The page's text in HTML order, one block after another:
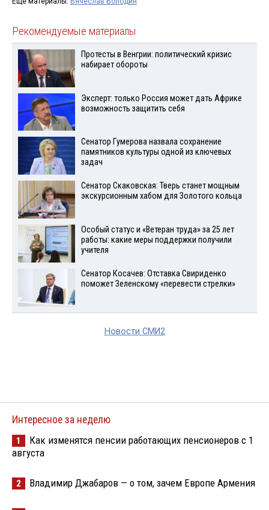
Рекомендуемые материалы
Протесты в Венгрии: политический кризис
набирает обороты
Эксперт: только Россия может дать Африке
возможность защитить себя
Сенатор Гумерова назвала сохранение
памятников культуры одной из ключевых
задач
Сенатор Скаковская: Тверь станет мощным
экскурсионным хабом для Золотого кольца
Особый статус и «Ветеран труда» за 25 лет
работы: какие меры поддержки получили
учителя
Сенатор Косачев: Отставка Свириденко
поможет Зеленскому «перевести стрелки»
Новости СМИ2
Интересное за неделю
1
Как изменятся пенсии работающих пенсионеров с 1
августа
2 Владимир Джабаров — о том, зачем Европе Армения